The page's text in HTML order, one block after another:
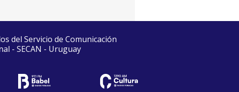
del Servicio de Comunicación
- SECAN - Uruguay